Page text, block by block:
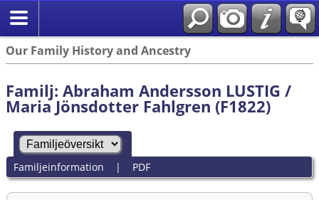
Our Family History and Ancestry
Familj: Abraham Andersson LUSTIG /
Maria Jönsdotter Fahlgren (F1822)
Familjeinformation | PDF